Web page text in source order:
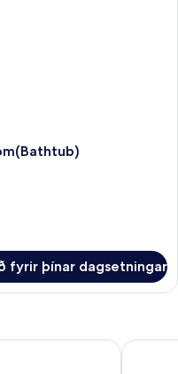
fyrir þínar dagsetningar
Area Comfort